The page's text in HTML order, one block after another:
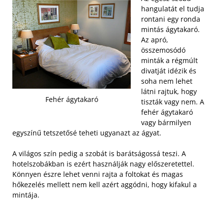
Fehér ágytakaró
hangulatát el tudja
rontani egy ronda
mintás ágytakaró.
Az apró,
összemosódó
minták a régmúlt
divatját idézik és
soha nem lehet
látni rajtuk, hogy
tiszták vagy nem. A
fehér ágytakaró
vagy bármilyen
egyszínű tetszetősé teheti ugyanazt az ágyat.
A világos szín pedig a szobát is barátságossá teszi. A
hotelszobákban is ezért használják nagy előszeretettel.
Könnyen észre lehet venni rajta a foltokat és magas
hőkezelés mellett nem kell azért aggódni, hogy kifakul a
mintája.